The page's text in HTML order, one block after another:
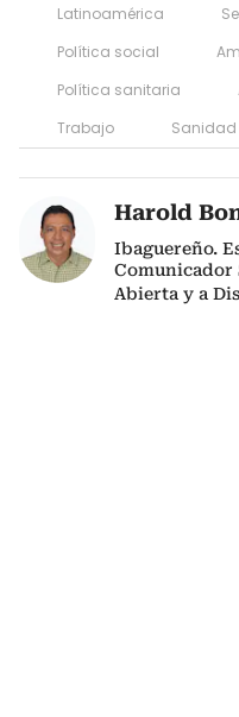
Latinoamérica
Política social
Política sanitaria
Trabajo
Sanidad
Harold
Ibaguereño.
Comunicador
Abierta y a